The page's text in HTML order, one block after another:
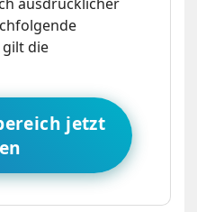
gilt die
jetzt